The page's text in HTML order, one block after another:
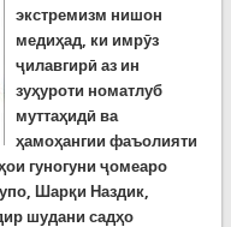
экстремизм нишон
медиҳад, ки имрӯз
ҷилавгирӣ аз ин
зуҳуроти номатлуб
муттаҳидӣ ва
ҳамоҳангии фаъолияти
гуногуни ҷомеаро
Шарқи Наздик,
шудани садҳо